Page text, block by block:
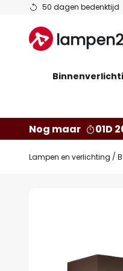
50 dagen bedenktijd
Ga
de
inhoud
Nog maar 01D
Lampen en verlichting